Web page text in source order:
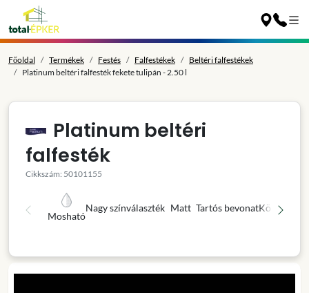
Főoldal Termékek Festés Falfestékek
Beltéri falfestékek
Platinum beltéri falfesték fekete tulipán - 2.50 l
Platinum beltéri
falfesték
Cikkszám: 50101155
Mosható
Nagy színválaszték Matt Tartós bevonatKönnyű